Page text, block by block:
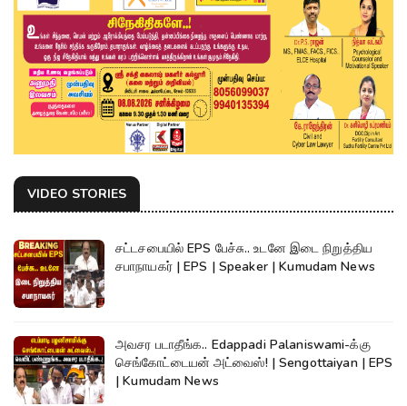
VIDEO STORIES
சட்டசபையில் EPS பேச்சு.. உடனே இடை நிறுத்திய
சபாநாயகர் | EPS | Speaker | Kumudam News
அவசர படாதீங்க.. Edappadi Palaniswami-க்கு
செங்கோட்டையன் அட்வைஸ்! | Sengottaiyan | EPS
| Kumudam News